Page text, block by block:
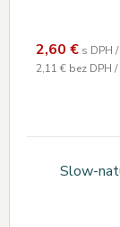
2,60 € s DPH
2,11 € bez DPH /
Slow-